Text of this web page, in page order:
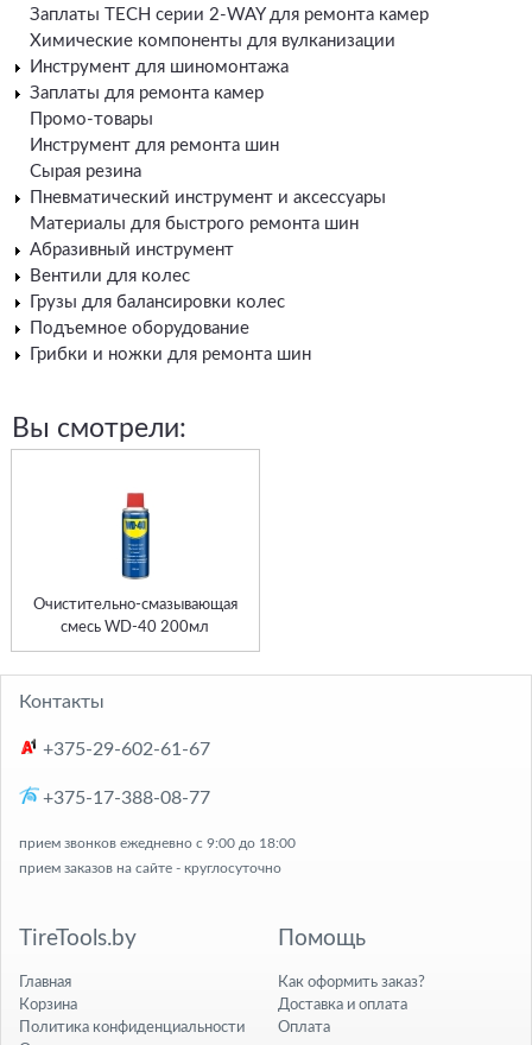
Заплаты TECH серии 2-WAY для ремонта камер
Химические компоненты для вулканизации
Инструмент для шиномонтажа
Заплаты для ремонта камер
Промо-товары
Инструмент для ремонта шин
Сырая резина
Пневматический инструмент и аксессуары
Материалы для быстрого ремонта шин
Абразивный инструмент
Вентили для колес
Грузы для балансировки колес
Подъемное оборудование
Грибки и ножки для ремонта шин
Вы смотрели:
Очистительно-смазывающая
смесь WD-40 200мл
Контакты
+375-29-602-61-67
+375-17-388-08-77
прием звонков ежедневно с 9:00 до 18:00
прием заказов на сайте - круглосуточно
TireTools.by
Главная
Корзина
Политика конфиденциальности
Помощь
Как оформить заказ?
Доставка и оплата
Оплата